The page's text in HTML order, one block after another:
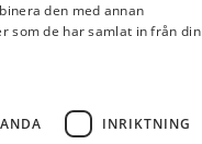
FI
den med annan
som de har samlat in från din
INRIKTNING